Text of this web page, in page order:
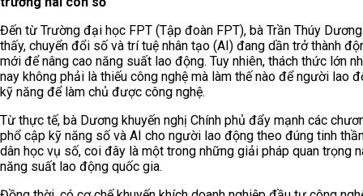
Đến từ Trường đại học FPT (Tập đoàn FPT), bà Trần Thúy
thấy, chuyển đổi số và trí tuệ nhân tạo (AI) đang dần trở thành
mới để nâng cao năng suất lao động. Tuy nhiên, thách thức lớn
nay không phải là thiếu công nghệ mà làm thế nào để người lao
kỹ năng để làm chủ được công nghệ.
Từ thực tế, bà Dương khuyến nghị Chính phủ đẩy mạnh các
phổ cập kỹ năng số và AI cho người lao động theo đúng tinh
dân học vụ số, coi đây là một trong những giải pháp quan trọng
năng suất lao động quốc gia.